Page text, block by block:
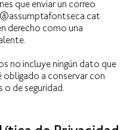
que enviar un correo
derecho como una
no incluye ningún dato que
obligado a conservar con
o de seguridad.